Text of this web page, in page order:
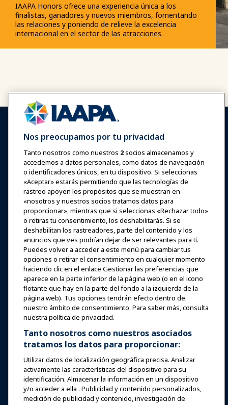
IAAPA Honors ofrece una experiencia única a los
finalistas, ganadores y nuevos miembros, fomentando
las relaciones y poniendo de relieve la excelencia
internacional en el sector de las atracciones.
Iniciar sesión Únete ahora
Premios Carreras
Contacto
Expos y Eventos
Noticias y Funworld
Educación
Seguridad y protección
Defensa
Investigación y Reportes
Acerca de IAAPA
Nos preocupamos por tu privacidad
Tanto nosotros como nuestros 2socios almacenamos y
accedemos a datos personales, como datos de navegación
o identificadores únicos, en tu dispositivo. Si seleccionas
«Aceptar» estarás permitiendo que las tecnologías de
rastreo apoyen los propósitos que se muestran en
«nosotros y nuestros socios tratamos datos para
proporcionar», mientras que si seleccionas «Rechazar todo»
o retiras tu consentimiento, los deshabilitarás. Si se
deshabilitan los rastreadores, parte del contenido y los
anuncios que ves podrían dejar de ser relevantes para ti.
Puedes volver a acceder a este menú para cambiar tus
opciones o retirar el consentimiento en cualquier momento
haciendo clic en el enlace Gestionar las preferencias que
aparece en la parte inferior de la página web (o en el icono
flotante que hay en la parte del fondo a la izquierda de la
página web). Tus opciones tendrán efecto dentro de
nuestro ámbito de consentimiento. Para saber más, consulta
nuestra política de privacidad.
Tanto nosotros como nuestros asociados
tratamos los datos para proporcionar:
Utilizar datos de localización geográfica precisa. Analizar
activamente las características del dispositivo para su
identificación. Almacenar la información en un dispositivo
y/o acceder a ella . Publicidad y contenido personalizados,
medición de publicidad y contenido, investigación de